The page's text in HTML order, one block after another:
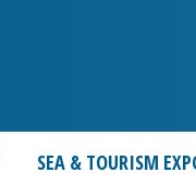
SEA & TOURISM